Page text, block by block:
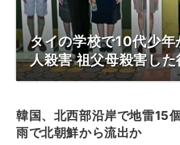
タイの学校で10代少
人殺害 祖父母殺害した
韓国、北西部沿岸で地雷15
雨で北朝鮮から流出か